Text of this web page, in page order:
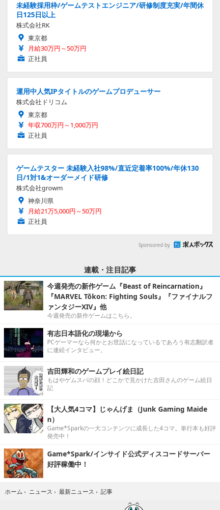
未経験採用枠/ゲームテストエンジニア/研修制度充実/年間休
日125日以上
株式会社RK
東京都
月給30万円～50万円
正社員
運用中人気IPタイトルのゲームプロデューサー
株式会社ドリコム
東京都
年収700万円～1,000万円
正社員
ゲームテスター 未経験入社98%/直近定着率100%/年休130
日/1対1&オーダーメイド研修
株式会社growm
神奈川県
月給21万5,000円～50万円
正社員
Sponsored by
連載・注目記事
今週発売の新作ゲーム『Beast of Reincarnation』
『MARVEL Tōkon: Fighting Souls』『ファイナルフ
ァンタジーXIV』他
今週発売の新作ゲームはこちら。
有志日本語化の現場から
PCゲーマーなら何かとお世話になっているであろう有志翻訳者
に連続インタビュー。
吉田輝和のゲームプレイ絵日記
もはやゲムスパの顔！どこかで見かけた吉田さんのゲーム絵日
記
【大人気4コマ】じゃんげま（Junk Gaming Maide
n）
Game*Sparkの一大コンテンツに成長した4コマ。単行本も好評
発売中！
Game*Spark/インサイド公式ディスコードサーバー
好評稼働中！
ホーム › ニュース › 最新ニュース › 記事